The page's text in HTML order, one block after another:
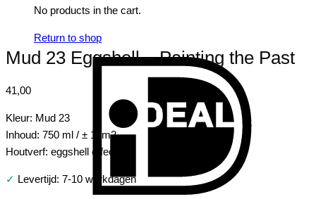
No products in the cart.
Return to shop
Mud 23 Eggshell – Painting the Past
41,00
Kleur: Mud 23
Inhoud: 750 ml / ± 10m2
Houtverf: eggshell effect
✓ Levertijd: 7-10 werkdagen